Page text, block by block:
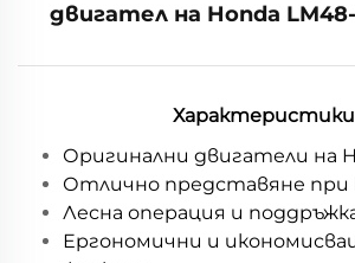
двигател на Honda LM48-
Оригинални двигатели на
Отлично представяне при
Лесна операция и
Ергономични и